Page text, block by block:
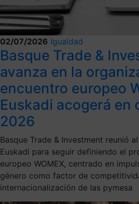
02/07/2026 Igualdad
Basque Trade &
avanza en la
encuentro europeo
Euskadi acogerá en
2026
Basque Trade & Investment reunió
Euskadi para seguir definiendo el
europeo WOMEX, centrado en
género como factor de
internacionalización de las pymesa